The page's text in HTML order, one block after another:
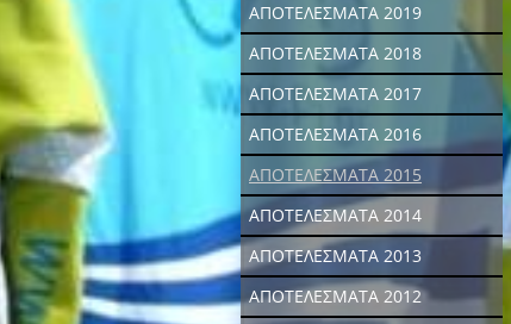
ΑΠΟΤΕΛΕΣΜΑΤΑ 2019
ΑΠΟΤΕΛΕΣΜΑΤΑ 2018
ΑΠΟΤΕΛΕΣΜΑΤΑ 2017
ΑΠΟΤΕΛΕΣΜΑΤΑ 2016
ΑΠΟΤΕΛΕΣΜΑΤΑ 2015
ΑΠΟΤΕΛΕΣΜΑΤΑ 2014
ΑΠΟΤΕΛΕΣΜΑΤΑ 2013
ΑΠΟΤΕΛΕΣΜΑΤΑ 2012